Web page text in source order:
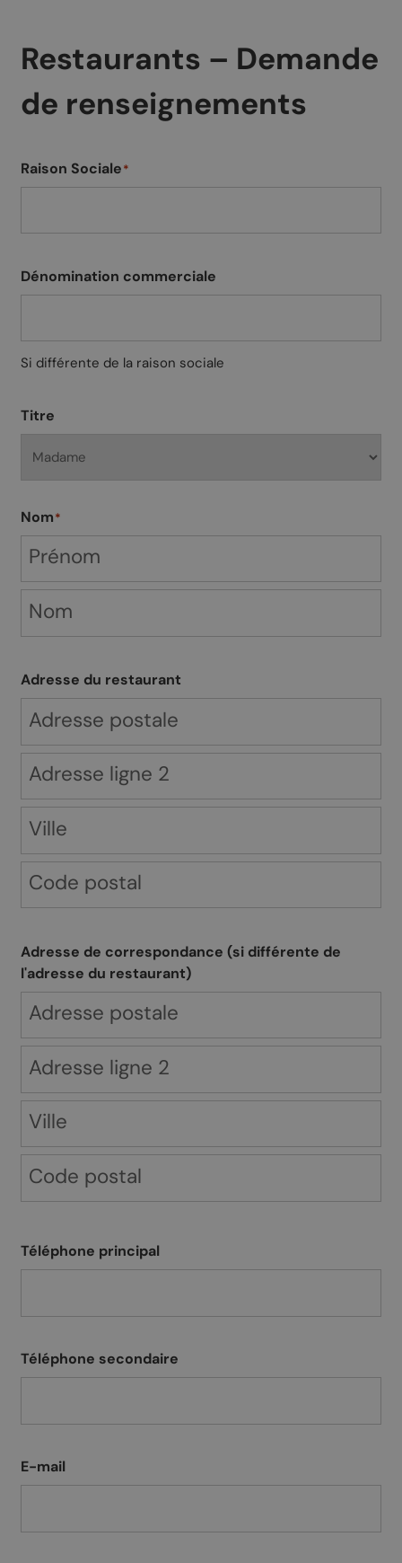
Restaurants – Demande
de renseignements
Raison Sociale*
Dénomination commerciale
Si différente de la raison sociale
Titre
Nom*
Adresse du restaurant
Adresse de correspondance (si différente de
l'adresse du restaurant)
Téléphone principal
Téléphone secondaire
E-mail